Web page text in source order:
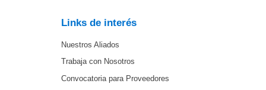
Links de interés
Nuestros Aliados
Trabaja con Nosotros
Convocatoria para Proveedores